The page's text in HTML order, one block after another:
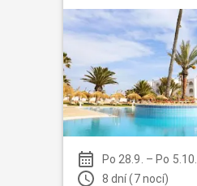
Po 28.9. – Po
8 dní (7 nocí)